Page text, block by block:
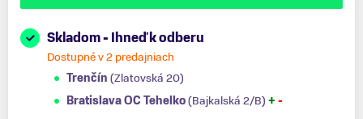
Skladom - Ihneď k odberu
Dostupné v 2 predajniach
Trenčín (Zlatovská 20)
Bratislava OC Tehelko(Bajkalská 2/B) + -